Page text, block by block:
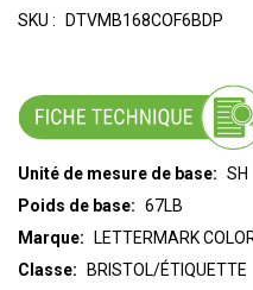
SKU : DTVMB168COF6BDP
Classe:
BRISTOL/ÉTIQUETTE
Marque: LETTERMARK
Poids de base: 67LB
Unité de mesure de base: SH